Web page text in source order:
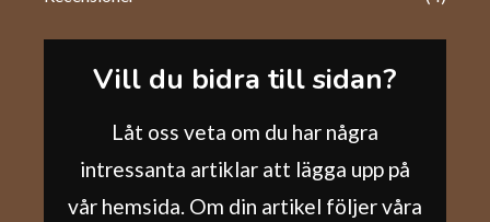
Vill du bidra till sidan?
Låt oss veta om du har några
intressanta artiklar att lägga upp på
vår hemsida. Om din artikel följer våra